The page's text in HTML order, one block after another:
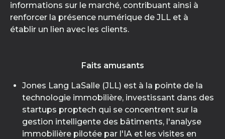
informations sur le marché, contribuant ainsi à
renforcer la présence numérique de JLL et à
établir un lien avec les clients.
Faits amusants
Jones Lang LaSalle (JLL) est à la pointe de la
technologie immobilière, investissant dans des
startups proptech qui se concentrent sur la
gestion intelligente des bâtiments, l'analyse
immobilière pilotée par l'IA et les visites en